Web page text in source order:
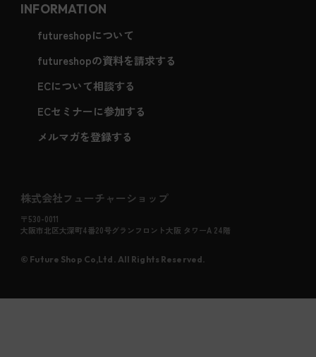
INFORMATION
futureshopについて
futureshopの資料を請求する
ECについて相談する
ECセミナーに参加する
メルマガを登録する
株式会社フューチャーショップ
〒530-0011
大阪市北区大深町4番20号グランフロント大阪 タワーA 24階
©︎ Future Shop Co,Ltd. All Rights Reserved.